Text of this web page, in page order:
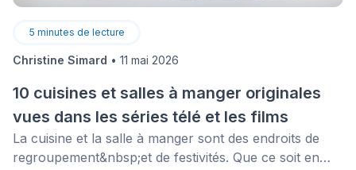
5 minutes de lecture
Christine Simard • 11 mai 2026
10 cuisines et salles à manger originales
vues dans les séries télé et les films
La cuisine et la salle à manger sont des endroits de
regroupement&nbsp;et de festivités. Que ce soit en